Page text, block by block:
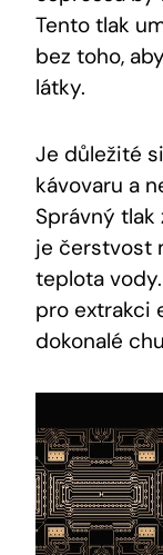
Tento tlak
bez toho,
látky.
Je důležité
kávovaru a
Správný tlak
je čerstvost
teplota
pro extrakci
dokonalé